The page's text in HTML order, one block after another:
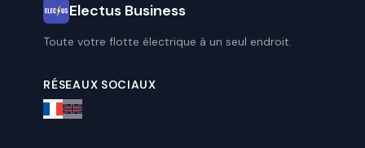
Electus Business
Toute votre flotte électrique à un seul endroit.
RÉSEAUX SOCIAUX